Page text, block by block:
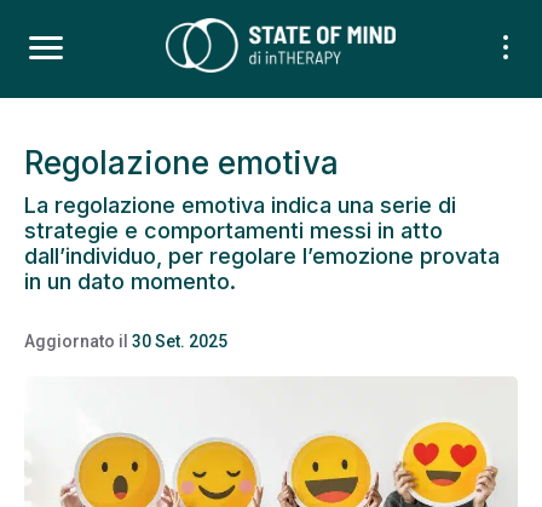
Regolazione emotiva
La regolazione emotiva indica una serie di
strategie e comportamenti messi in atto
dall’individuo, per regolare l’emozione provata
in un dato momento.
Aggiornato il 30 Set. 2025